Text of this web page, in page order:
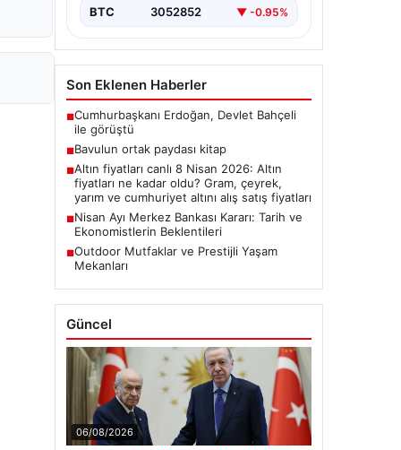
BTC 3052852 ▼ -0.95%
Son Eklenen Haberler
■Cumhurbaşkanı Erdoğan, Devlet Bahçeli
ile görüştü
■Bavulun ortak paydası kitap
■Altın fiyatları canlı 8 Nisan 2026: Altın
fiyatları ne kadar oldu? Gram, çeyrek,
yarım ve cumhuriyet altını alış satış fiyatları
■Nisan Ayı Merkez Bankası Kararı: Tarih ve
Ekonomistlerin Beklentileri
■Outdoor Mutfaklar ve Prestijli Yaşam
Mekanları
Güncel
06/08/2026